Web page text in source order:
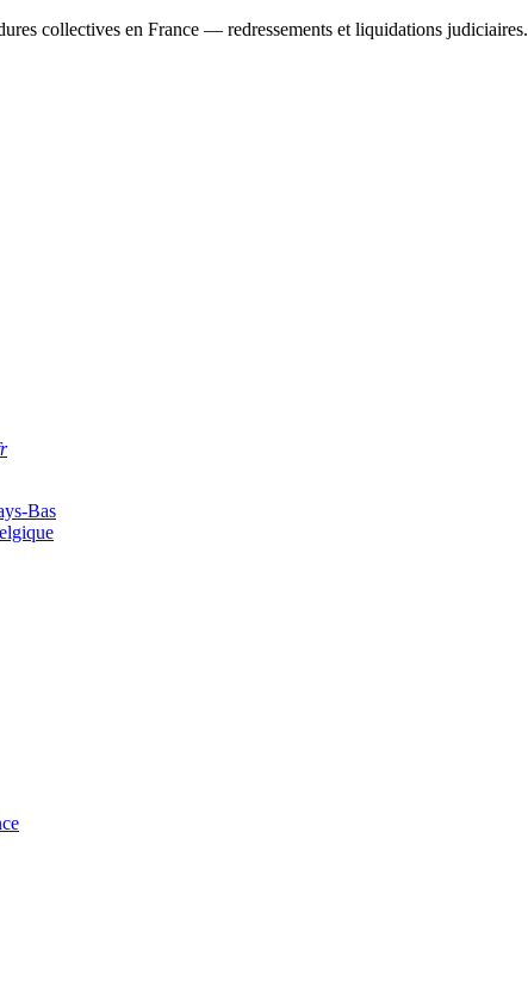
collectives en France — redressements et liquidations judiciaires.
Bas